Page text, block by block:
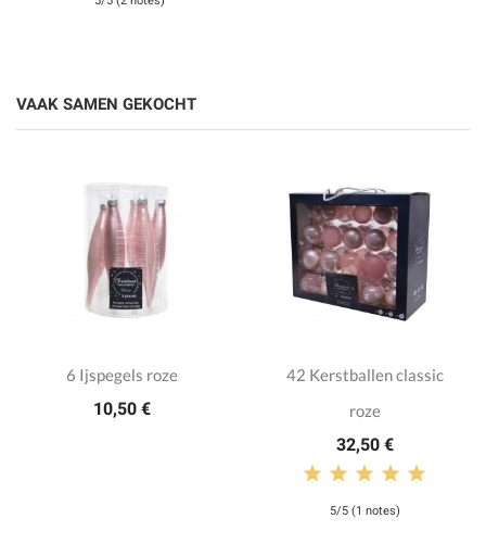
VAAK SAMEN GEKOCHT
6 Ijspegels roze
10,50 €
42 Kerstballen classic
roze
32,50 €
5/5 (1 notes)